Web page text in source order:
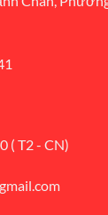
( T2 - CN)